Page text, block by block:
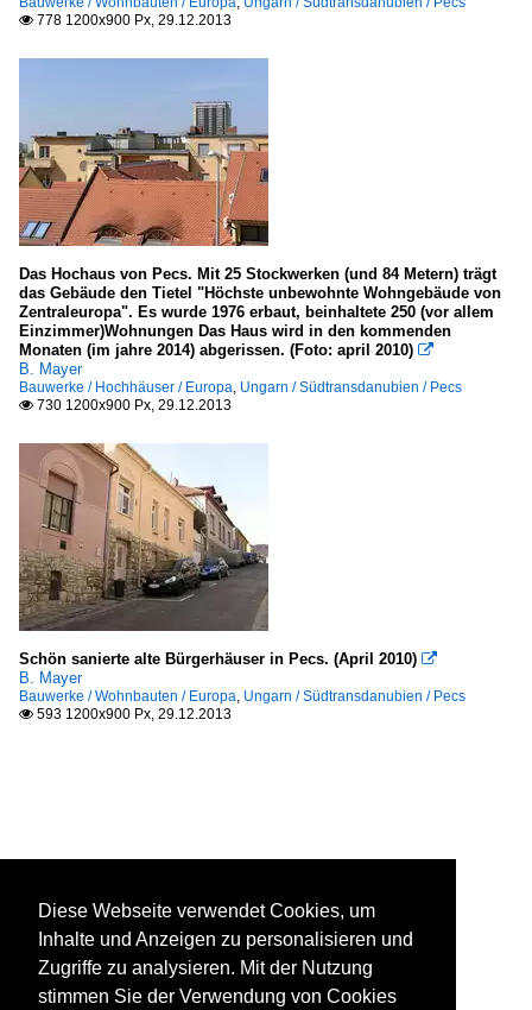
 778 1200x900 Px, 29.12.2013
Das Hochaus von Pecs. Mit 25 Stockwerken (und 84 Metern) trägt
das Gebäude den Tietel "Höchste unbewohnte Wohngebäude von
Zentraleuropa". Es wurde 1976 erbaut, beinhaltete 250 (vor allem
Einzimmer)Wohnungen Das Haus wird in den kommenden
Monaten (im jahre 2014) abgerissen. (Foto: april 2010) 
B. Mayer
Bauwerke / Hochhäuser / Europa, Ungarn / Südtransdanubien / Pecs
 730 1200x900 Px, 29.12.2013
Schön sanierte alte Bürgerhäuser in Pecs. (April 2010) 
B. Mayer
Bauwerke / Wohnbauten / Europa, Ungarn / Südtransdanubien / Pecs
 593 1200x900 Px, 29.12.2013
Diese Webseite verwendet Cookies, um
Inhalte und Anzeigen zu personalisieren und
Zugriffe zu analysieren. Mit der Nutzung
stimmen Sie der Verwendung von Cookies